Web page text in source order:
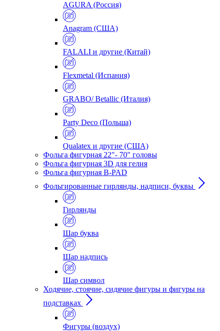
AGURA (Россия)
Anagram (США)
FALALI и другие (Китай)
Flexmetal (Испания)
GRABO/ Betallic (Италия)
Party Deco (Польша)
Qualatex и другие (США)
Фольга фигурная 22"- 70" головы
Фольга фигурная 3D для гелия
Фольга фигурная B-PAD
Фольгированные гирлянды, надписи, буквы
Гирлянды
Шар буква
Шар надпись
Шар символ
Ходячие, стоячие, сидячие фигуры и фигуры на
подставках
Фигуры (воздух)